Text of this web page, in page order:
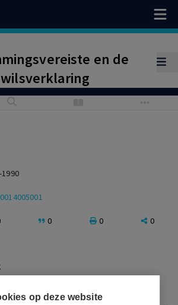
op deze website
en de
0 0 0
bij dit artikel